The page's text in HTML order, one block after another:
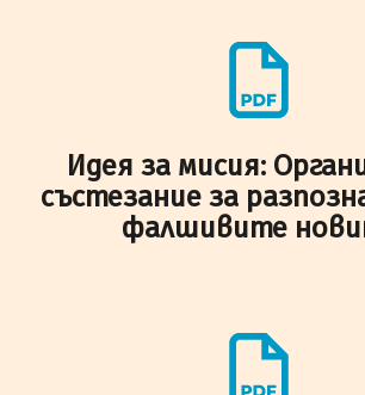
Идея за мисия:
състезание за
фалшивите